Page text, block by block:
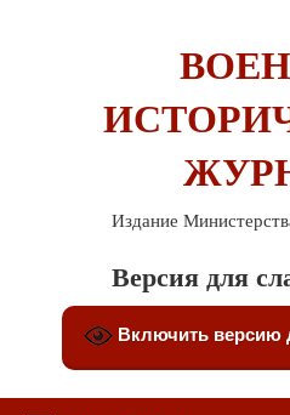
Издание
Версия для
Включить версию